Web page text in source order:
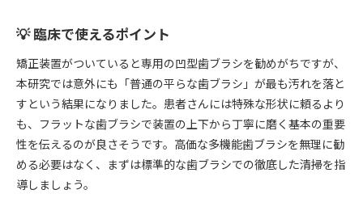
💡 臨床で使えるポイント
矯正装置がついていると専用の凹型歯ブラシを勧めがちですが、
本研究では意外にも「普通の平らな歯ブラシ」が最も汚れを落と
すという結果になりました。患者さんには特殊な形状に頼るより
も、フラットな歯ブラシで装置の上下から丁寧に磨く基本の重要
性を伝えるのが良さそうです。高価な多機能歯ブラシを無理に勧
める必要はなく、まずは標準的な歯ブラシでの徹底した清掃を指
導しましょう。